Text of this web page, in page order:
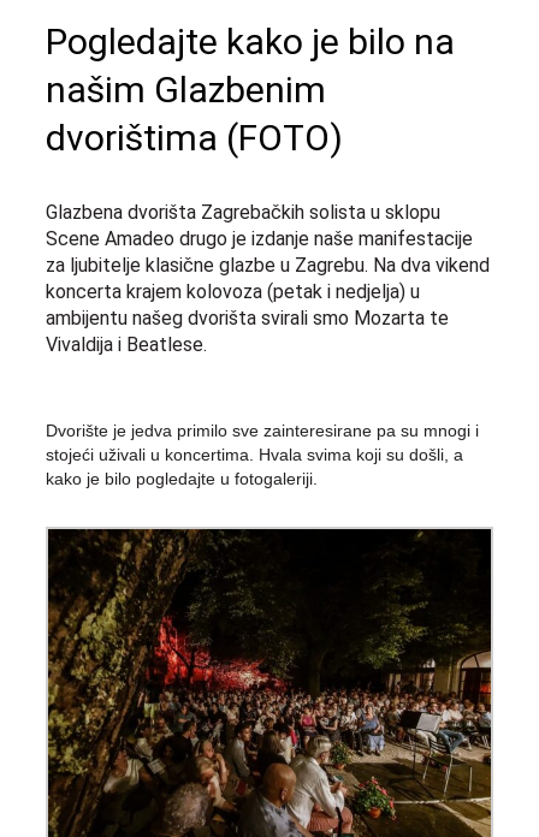
Pogledajte kako je bilo na
našim Glazbenim
dvorištima (FOTO)
Glazbena dvorišta Zagrebačkih solista u sklopu
Scene Amadeo drugo je izdanje naše manifestacije
za ljubitelje klasične glazbe u Zagrebu. Na dva vikend
koncerta krajem kolovoza (petak i nedjelja) u
ambijentu našeg dvorišta svirali smo Mozarta te
Vivaldija i Beatlese.
Dvorište je jedva primilo sve zainteresirane pa su mnogi i
stojeći uživali u koncertima. Hvala svima koji su došli, a
kako je bilo pogledajte u fotogaleriji.